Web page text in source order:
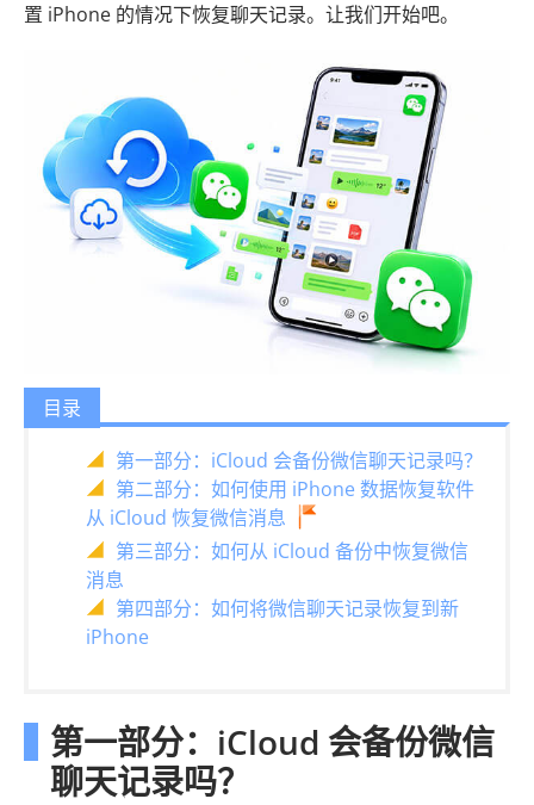
置 iPhone 的情况下恢复聊天记录。让我们开始吧。
目录
第一部分：iCloud 会备份微信聊天记录吗？
第二部分：如何使用 iPhone 数据恢复软件
从 iCloud 恢复微信消息
第三部分：如何从 iCloud 备份中恢复微信
消息
第四部分：如何将微信聊天记录恢复到新
iPhone
第一部分：iCloud 会备份微信
聊天记录吗？